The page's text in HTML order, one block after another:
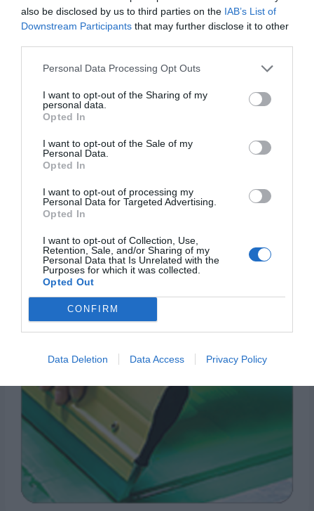
also be disclosed by us to third parties on the IAB’s List of
Downstream Participants that may further disclose it to other
Personal Data Processing Opt Outs
I want to opt-out of the Sharing of my
personal data.
Opted In
I want to opt-out of the Sale of my
Personal Data.
Opted In
I want to opt-out of processing my
Personal Data for Targeted Advertising.
Opted In
I want to opt-out of Collection, Use,
Retention, Sale, and/or Sharing of my
Personal Data that Is Unrelated with the
Purposes for which it was collected.
Opted Out
CONFIRM
Data Deletion Data Access Privacy Policy
Offset & Ψηφιακής εκτύπωσης